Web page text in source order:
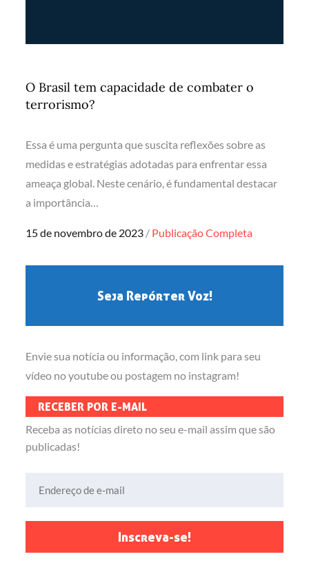
O Brasil tem capacidade de combater o
terrorismo?
Essa é uma pergunta que suscita reflexões sobre as
medidas e estratégias adotadas para enfrentar essa
ameaça global. Neste cenário, é fundamental destacar
a importância…
Posted
15 de novembro de 2023 Publicação Completa
Seja Repórter Voz!
Envie sua notícia ou informação, com link para seu
vídeo no youtube ou postagem no instagram!
RECEBER POR E-MAIL
Receba as notícias direto no seu e-mail assim que são
publicadas!
Inscreva-se!